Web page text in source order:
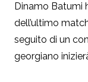
Dinamo Batumi
dell’ultimo
seguito di un
georgiano